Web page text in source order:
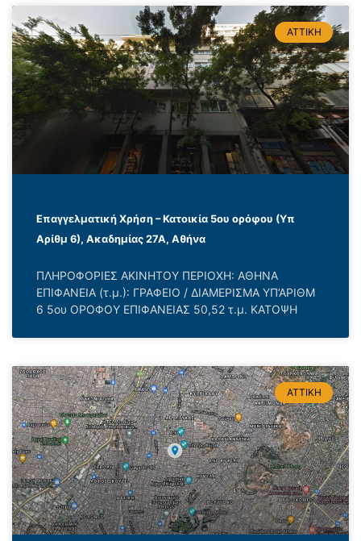
ΑΤΤΙΚΗ
Επαγγελματική Χρήση – Κατοικία 5ου ορόφου (Υπ
Αρίθμ 6), Ακαδημίας 27Α, Αθήνα
ΠΛΗΡΟΦΟΡΙΕΣ ΑΚΙΝΗΤΟΥ ΠΕΡΙΟΧΗ: ΑΘΗΝΑ
ΕΠΙΦΑΝΕΙΑ (τ.μ.): ΓΡΑΦΕΙΟ / ΔΙΑΜΕΡΙΣΜΑ ΥΠ’ΑΡΙΘΜ
6 5ου ΟΡΟΦΟΥ ΕΠΙΦΑΝΕΙΑΣ 50,52 τ.μ. ΚΑΤΟΨΗ
ΑΤΤΙΚΗ